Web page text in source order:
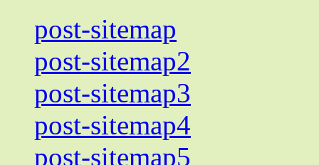
post-sitemap
post-sitemap2
post-sitemap3
post-sitemap4
post-sitemap5